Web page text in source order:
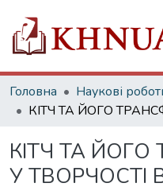
Головна Наукові
КІТЧ ТА
У ТВОРЧОСТІ